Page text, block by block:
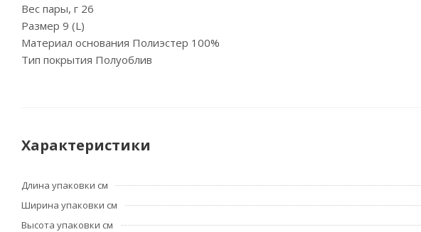
Вес пары, г 26
Размер 9 (L)
Материал основания Полиэстер 100%
Тип покрытия Полуоблив
Характеристики
Длина упаковки см
Ширина упаковки см
Высота упаковки см